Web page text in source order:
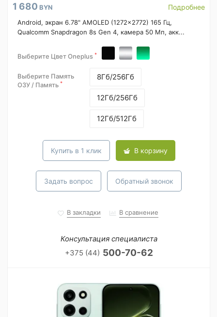
1 680 BYN Подробнее
Android, экран 6.78" AMOLED (1272x2772) 165 Гц,
Qualcomm Snapdragon 8s Gen 4, камера 50 Мп, акк...
Выберите Цвет Oneplus *
Выберите Память
ОЗУ / Память *
8Гб/256Гб
12Гб/256Гб
12Гб/512Гб
Купить в 1 клик В корзину
Задать вопрос Обратный звонок
В закладки В сравнение
Консультация специалиста
+375 (44) 500-70-62